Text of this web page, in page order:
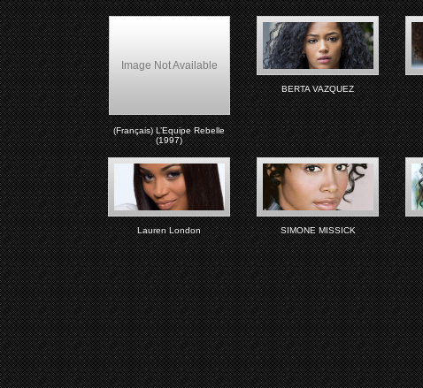
Image Not Available
(Français) L’Equipe Rebelle
(1997)
BERTA VAZQUEZ
Lauren London SIMONE MISSICK